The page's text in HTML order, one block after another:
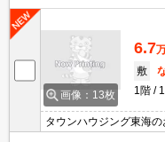
画像：13枚
6.7
敷
1階
タウンハウジング東海
などお気軽にお問い合